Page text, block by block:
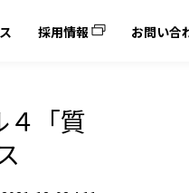
採用情報 お問い合
４「質